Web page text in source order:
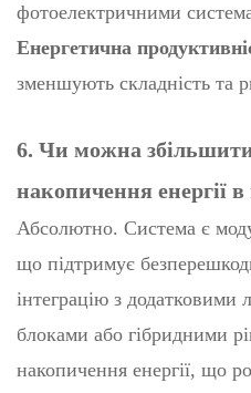
фотоелектричними
Енергетична
зменшують складність та
6. Чи можна
накопичення енергії
Абсолютно. Система є
що підтримує
інтеграцію з додатковими
блоками або гібридними
накопичення енергії, що